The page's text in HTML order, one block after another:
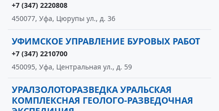
+7 (347) 2220808
450077, Уфа, Цюрупы ул., д. 36
УФИМСКОЕ УПРАВЛЕНИЕ БУРОВЫХ РАБОТ
+7 (347) 2210700
450095, Уфа, Центральная ул., д. 59
УРАЛЗОЛОТОРАЗВЕДКА УРАЛЬСКАЯ
КОМПЛЕКСНАЯ ГЕОЛОГО-РАЗВЕДОЧНАЯ